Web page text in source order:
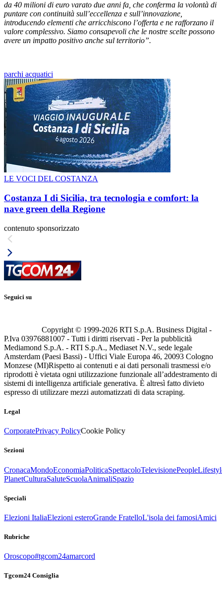
da 40 milioni di euro varato due anni fa, che conferma la volontà di
puntare con continuità sull’eccellenza e sull’innovazione,
introducendo elementi che arricchiscono l’offerta e ne rafforzano il
valore complessivo. Siamo consapevoli che le nostre scelte possono
avere un impatto positivo anche sul territorio”.
parchi acquatici
LE VOCI DEL COSTANZA
Costanza I di Sicilia, tra tecnologia e comfort: la
nave green della Regione
contenuto sponsorizzato
Seguici su
Copyright © 1999-2026 RTI S.p.A. Business Digital -
P.Iva 03976881007 - Tutti i diritti riservati - Per la pubblicità
Mediamond S.p.A. - RTI S.p.A., Mediaset N.V., sede legale
Amsterdam (Paesi Bassi) - Uffici Viale Europa 46, 20093 Cologno
Monzese (MI)Rispetto ai contenuti e ai dati personali trasmessi e/o
riprodotti è vietata ogni utilizzazione funzionale all’addestramento di
sistemi di intelligenza artificiale generativa. È altresì fatto divieto
espresso di utilizzare mezzi automatizzati di data scraping.
Legal
CorporatePrivacy PolicyCookie Policy
Sezioni
CronacaMondoEconomiaPoliticaSpettacoloTelevisionePeople
PlanetCulturaSaluteScuolaAnimaliSpazio
Speciali
Elezioni ItaliaElezioni esteroGrande FratelloL'isola dei famosiAmici
Rubriche
Oroscopo#tgcom24amarcord
Tgcom24 Consiglia